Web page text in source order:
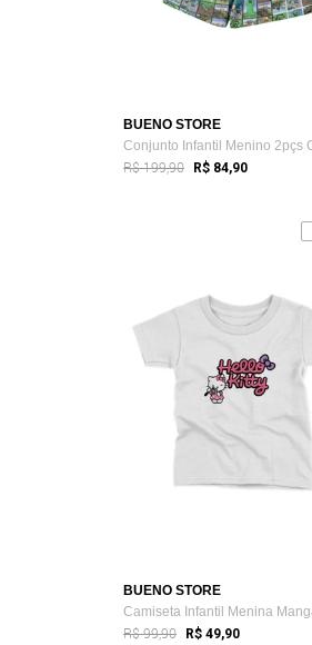
BUENO STORE
R$ 199,90 R$ 84,90
BUENO STORE
R$ 99,90 R$ 49,90